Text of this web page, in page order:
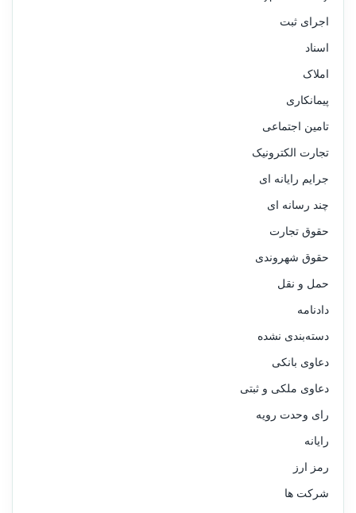
اجرای ثبت
اسناد
املاک
پیمانکاری
تامین اجتماعی
تجارت الکترونیک
جرایم رایانه ای
چند رسانه ای
حقوق تجارت
حقوق شهروندی
حمل و نقل
دادنامه
دسته‌بندی نشده
دعاوی بانکی
دعاوی ملکی و ثبتی
رای وحدت رویه
رایانه
رمز ارز
شرکت ها